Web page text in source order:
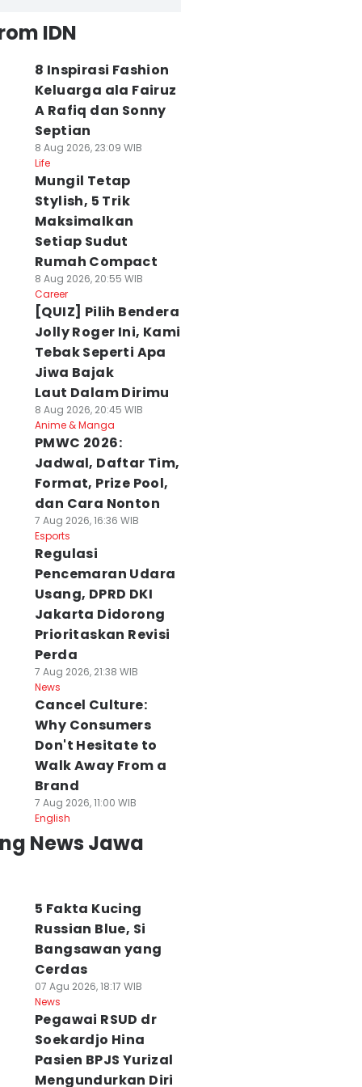
IDN
8 Inspirasi Fashion
Keluarga ala Fairuz
A Rafiq dan Sonny
Septian
8 Aug 2026, 23:09 WIB
Life
Mungil Tetap
Stylish, 5 Trik
Maksimalkan
Setiap Sudut
Rumah Compact
8 Aug 2026, 20:55 WIB
Career
[QUIZ] Pilih Bendera
Jolly Roger Ini, Kami
Tebak Seperti Apa
Jiwa Bajak
Laut Dalam Dirimu
8 Aug 2026, 20:45 WIB
Anime & Manga
PMWC 2026:
Jadwal, Daftar Tim,
Format, Prize Pool,
dan Cara Nonton
7 Aug 2026, 16:36 WIB
Esports
Regulasi
Pencemaran Udara
Usang, DPRD DKI
Jakarta Didorong
Prioritaskan Revisi
Perda
7 Aug 2026, 21:38 WIB
News
Cancel Culture:
Why Consumers
Don't Hesitate to
Walk Away From a
Brand
7 Aug 2026, 11:00 WIB
English
News Jawa
5 Fakta Kucing
Russian Blue, Si
Bangsawan yang
Cerdas
07 Agu 2026, 18:17 WIB
News
Pegawai RSUD dr
Soekardjo Hina
Pasien BPJS Yurizal
Mengundurkan Diri